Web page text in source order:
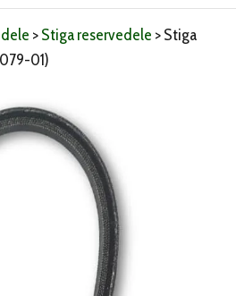
>Stiga reservedele >Stiga
01)